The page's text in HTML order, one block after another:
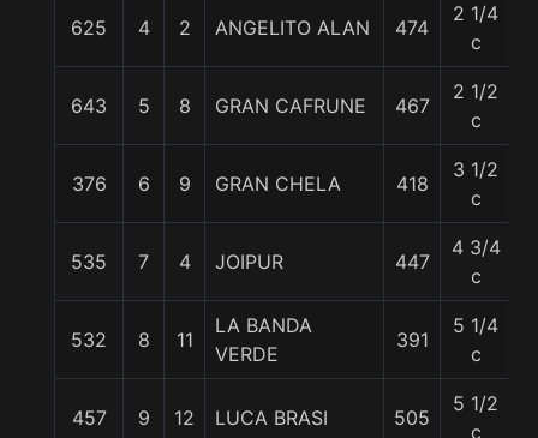
625 4 2 ANGELITO ALAN 474
2 1/4
c
643 5 8 GRAN CAFRUNE 467
2 1/2
c
376 6 9 GRAN CHELA 418
3 1/2
c
535 7 4 JOIPUR 447
4 3/4
c
532 8 11
LA BANDA
VERDE
391
5 1/4
c
457 9 12 LUCA BRASI 505
5 1/2
c